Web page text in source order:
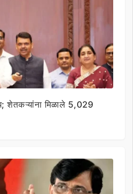
शेतकऱ्यांना मिळाले 5,029